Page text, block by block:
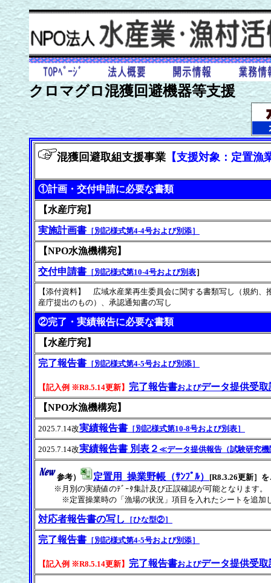
クロマグロ混獲回避機器等支援
混獲回避取組支援事業 【支援対象：定置
①計画・交付申請に必要な書類
【水産庁宛】
実施計画書 ［別記様式第4-4号および別添］
【NPO水漁機構宛】
交付申請書 ［別記様式第10-4号および別表］
【添付資料】 広域水産業再生委員会に関する書類写し（規約
産庁提出のもの）、承認通知書の写し
②完了・実績報告に必要な書類
【水産庁宛】
完了報告書 ［別記様式第4-5号および別添］
【記入例 ※R8.5.14更新】 完了報告書およびデータ提供受取
【NPO水漁機構宛】
2025.7.14改実績報告書 ［別記様式第10-8号および別表］
2025.7.14改実績報告書 別表２ ≪データ提供報告（試験研究
参考） 定置用_操業野帳（ｻﾝﾌﾟﾙ） [R8.3.26更新］
※月別の実績値のﾃﾞｰﾀ集計及び正誤確認が可能となります。
※定置操業時の「漁場の状況」項目を入れたシートを追加し
対応者報告書の写し ［ひな型②］
完了報告書 ［別記様式第4-5号および別添］
【記入例 ※R8.5.14更新】 完了報告書およびデータ提供受取